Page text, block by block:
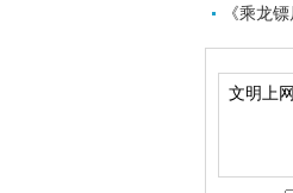
《乘龙